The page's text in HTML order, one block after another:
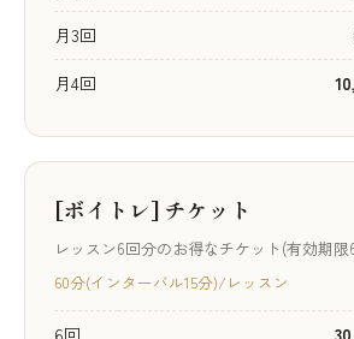
月3回
月4回
[ボイトレ] チケット
レッスン6回分のお得なチケット(有効期限
60分(インターバル15分)/レッスン
6回